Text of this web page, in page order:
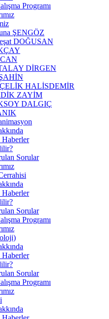
Programı
ŞENGÖZ
DOĞUSAN
DİRGEN
ÇELİK HALİSDEMİR
ZAYİM
DALGIÇ
Sorular
Sorular
Programı
Sorular
Programı